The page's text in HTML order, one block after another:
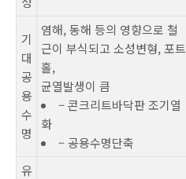
기
대
공
용
수
명
염해, 동해 등의 영향으로 철
근이 부식되고 소성변형, 포트
홀,
균열발생이 큼
– 콘크리트바닥판 조기열
화
– 공용수명단축
유